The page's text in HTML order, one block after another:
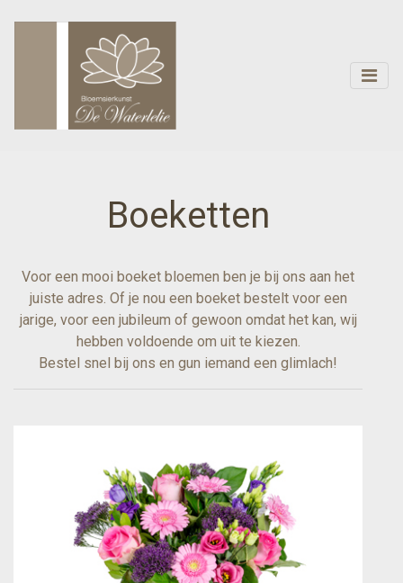
Boeketten
Voor een mooi boeket bloemen ben je bij ons aan het
juiste adres. Of je nou een boeket bestelt voor een
jarige, voor een jubileum of gewoon omdat het kan, wij
hebben voldoende om uit te kiezen.
Bestel snel bij ons en gun iemand een glimlach!